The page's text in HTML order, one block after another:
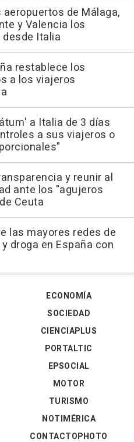
de Málaga,
y Valencia los
Italia
restablece los
a los viajeros
a Italia de 3 días
a sus viajeros o
y reunir al
ante los "agujeros
Ceuta
las mayores redes de
droga en España con
ECONOMÍA
SOCIEDAD
CIENCIAPLUS
PORTALTIC
EPSOCIAL
MOTOR
TURISMO
NOTIMÉRICA
CONTACTOPHOTO